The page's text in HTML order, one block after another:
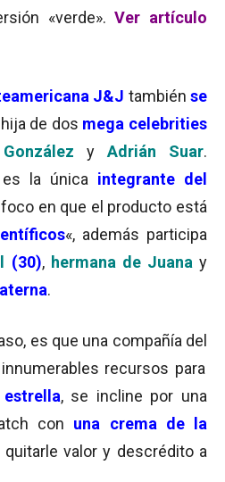
«verde».Ver artículo
J&J también se
hija de dos mega celebrities
y Adrián Suar.
la única integrante del
en que el producto está
«, además participa
(30),hermana de Juana y
.
es que una compañía del
recursos para
, se incline por una
con una crema de la
quitarle valor y descrédito a